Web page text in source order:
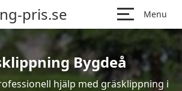
pris.se Menu
Bygdeå
hjälp med gräsklippning i